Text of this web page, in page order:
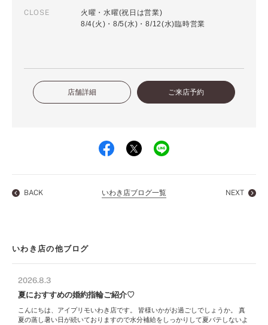
CLOSE
火曜・水曜(祝日は営業)
8/4(火)・8/5(水)・8/12(水)臨時営業
店舗詳細 ご来店予約
BACK いわき店ブログ一覧 NEXT
いわき店の他ブログ
2026.8.3
夏におすすめの婚約指輪ご紹介♡
こんにちは、アイプリモいわき店です。 皆様いかがお過ごしでしょうか。 真
夏の蒸し暑い日が続いておりますので水分補給をしっかりして夏バテしないよ